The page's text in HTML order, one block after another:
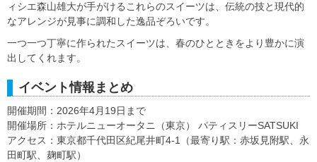
ィシエ森山雄大が手がけるこれらのスイーツは、伝統の技と現代的
なアレンジが見事に調和した逸品ぞろいです。
一つ一つ丁寧に作られたスイーツは、春のひとときをより豊かに演
出してくれます。
イベント情報まとめ
開催期間：2026年4月19日まで
開催場所：ホテルニューオータニ（東京） パティスリーSATSUKI
アクセス：東京都千代田区紀尾井町4-1（最寄り駅：赤坂見附駅、永
田町駅、麹町駅）